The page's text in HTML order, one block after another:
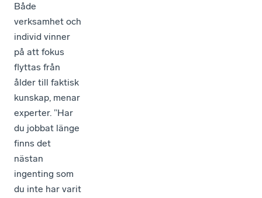
Både
verksamhet och
individ vinner
på att fokus
flyttas från
ålder till faktisk
kunskap, menar
experter. ”Har
du jobbat länge
finns det
nästan
ingenting som
du inte har varit